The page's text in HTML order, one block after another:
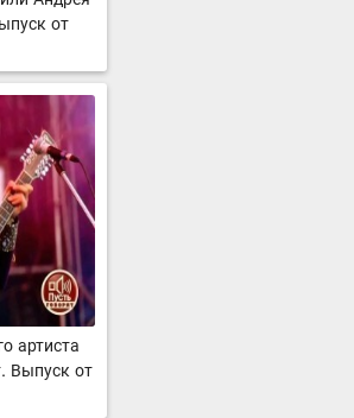
от
артиста
Выпуск от